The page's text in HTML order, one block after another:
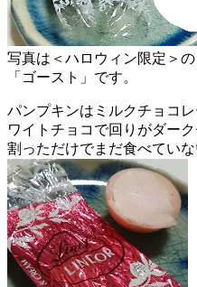
写真は＜ハロウィン限定＞
「ゴースト」です。
パンプキンはミルクチョコ
ワイトチョコで回りがダー
割っただけでまだ食べてい